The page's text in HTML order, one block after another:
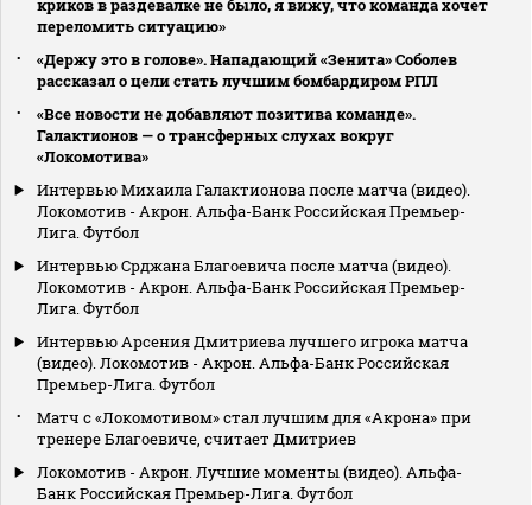
переломить ситуацию»
«Держу это в голове». Нападающий «Зенита» Соболев
рассказал о цели стать лучшим бомбардиром РПЛ
«Все новости не добавляют позитива команде».
Галактионов — о трансферных слухах вокруг
«Локомотива»
Интервью Михаила Галактионова после матча (видео).
Локомотив - Акрон. Альфа-Банк Российская Премьер-
Лига. Футбол
Интервью Срджана Благоевича после матча (видео).
Локомотив - Акрон. Альфа-Банк Российская Премьер-
Лига. Футбол
Интервью Арсения Дмитриева лучшего игрока матча
(видео). Локомотив - Акрон. Альфа-Банк Российская
Премьер-Лига. Футбол
Матч с «Локомотивом» стал лучшим для «Акрона» при
тренере Благоевиче, считает Дмитриев
Локомотив - Акрон. Лучшие моменты (видео). Альфа-
Банк Российская Премьер-Лига. Футбол